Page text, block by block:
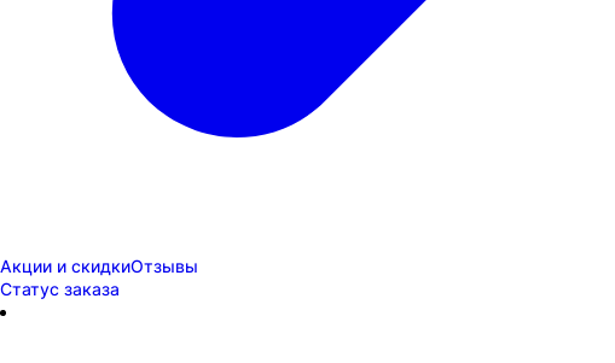
Акции и скидкиОтзывы
Статус заказа